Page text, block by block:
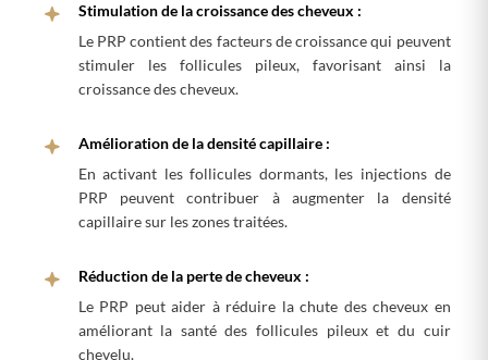
Stimulation de la croissance des cheveux :
Le PRP contient des facteurs de croissance qui peuvent
stimuler les follicules pileux, favorisant ainsi la
croissance des cheveux.
Amélioration de la densité capillaire :
En activant les follicules dormants, les injections de
PRP peuvent contribuer à augmenter la densité
capillaire sur les zones traitées.
Réduction de la perte de cheveux :
Le PRP peut aider à réduire la chute des cheveux en
améliorant la santé des follicules pileux et du cuir
chevelu.